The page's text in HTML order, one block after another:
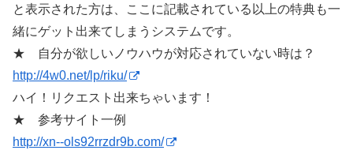
と表示された方は、ここに記載されている以上の特典も一
緒にゲット出来てしまうシステムです。
★ 自分が欲しいノウハウが対応されていない時は？
http://4w0.net/lp/riku/
ハイ！リクエスト出来ちゃいます！
★ 参考サイト一例
http://xn--ols92rrzdr9b.com/